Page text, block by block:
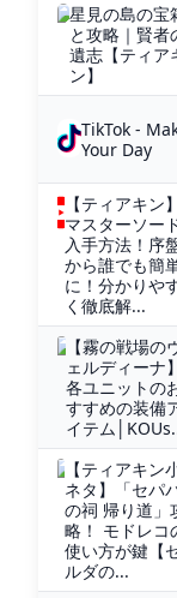
星見の島の宝
と攻略｜賢者
遺志【ティア
ン】
TikTok -
Your Day
【ティアキン】
マスターソー
入手方法！序
から誰でも簡
に！分かりや
く徹底解...
【霧の戦場の
ェルディーナ】
各ユニットの
すすめの装備
イテム
【ティアキン
ネタ】「セパ
の祠 帰り道」
略！ モドレコ
使い方が鍵【
ルダの...